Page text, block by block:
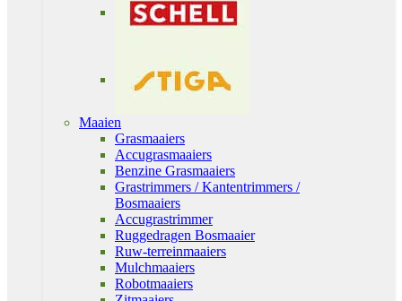
Maaien
Grasmaaiers
Accugrasmaaiers
Benzine Grasmaaiers
Grastrimmers / Kantentrimmers /
Bosmaaiers
Accugrastrimmer
Ruggedragen Bosmaaier
Ruw-terreinmaaiers
Mulchmaaiers
Robotmaaiers